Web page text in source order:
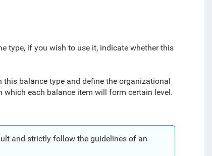
type, if you wish to use it, indicate whether this
balance type and define the organizational
each balance item will form certain level.
and strictly follow the guidelines of an